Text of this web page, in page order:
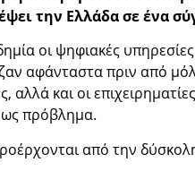
την Ελλάδα σε ένα
οι ψηφιακές
αφάνταστα πριν από
αλλά και οι
ως πρόβλημα.
από την